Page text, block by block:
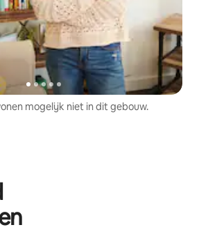
mogelijk niet in dit gebouw.